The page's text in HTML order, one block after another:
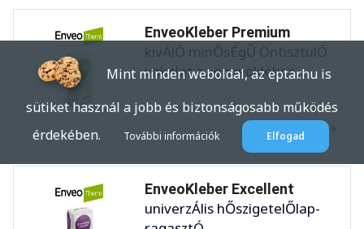
EnveoKleber Premium
kivÁlÓ minŐsÉgŰ ÖntisztulÓ
vakolat az enveokleber ...
EnveoKleber Excellent
univerzÁlis hŐszigetelŐlap-
Mint minden weboldal, az eptar.hu is
sütiket használ a jobb és biztonságosabb működés
érdekében.
További információk Elfogad